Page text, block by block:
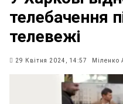
телебачення
телевежі
29 Квітня 2024, 14:57 Міленко